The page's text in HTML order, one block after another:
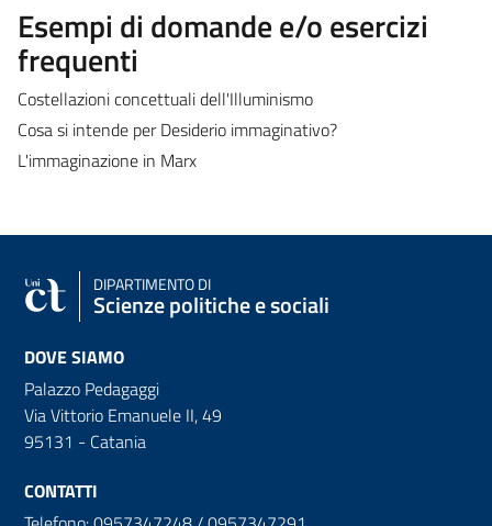
Esempi di domande e/o esercizi
frequenti
Costellazioni concettuali dell'Illuminismo
Cosa si intende per Desiderio immaginativo?
L'immaginazione in Marx
DIPARTIMENTO DI
Scienze politiche e sociali
DOVE SIAMO
Palazzo Pedagaggi
Via Vittorio Emanuele II, 49
95131 - Catania
CONTATTI